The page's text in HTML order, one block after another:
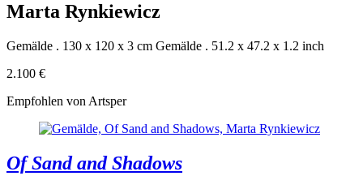
Marta Rynkiewicz
Gemälde . 130 x 120 x 3 cm Gemälde . 51.2 x 47.2 x 1.2 inch
2.100 €
Empfohlen von Artsper
Of Sand and Shadows